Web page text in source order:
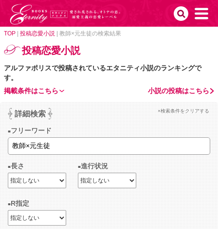
TOP 投稿恋愛小説 教師×元生徒の検索結果
投稿恋愛小説
アルファポリスで投稿されているエタニティ小説のランキングで
す。
小説の投稿はこちら
掲載条件はこちら
詳細検索 ×検索条件をクリアする
フリーワード
長さ 進行状況
R指定